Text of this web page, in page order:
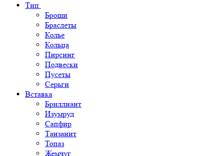
Тип
Броши
Браслеты
Колье
Кольца
Пирсинг
Подвески
Пусеты
Серьги
Вставка
Бриллиант
Изумруд
Сапфир
Танзанит
Топаз
Жемчуг